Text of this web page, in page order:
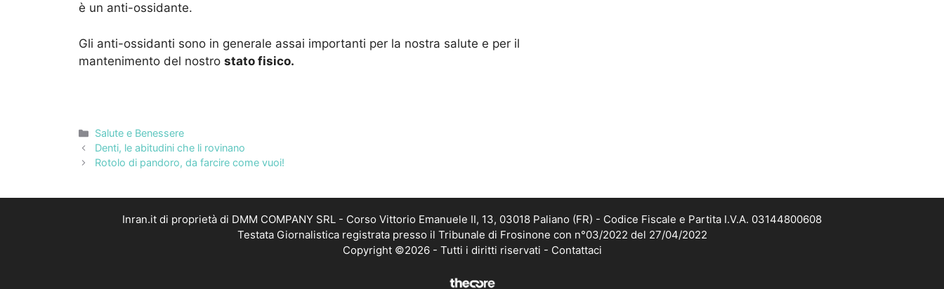
è un anti-ossidante.
Gli anti-ossidanti sono in generale assai importanti per la nostra salute e per il
mantenimento del nostro stato fisico.
Categorie
Salute e Benessere
Denti, le abitudini che li rovinano
Rotolo di pandoro, da farcire come vuoi!
Inran.it di proprietà di DMM COMPANY SRL - Corso Vittorio Emanuele II, 13, 03018 Paliano (FR) - Codice Fiscale e Partita I.V.A. 03144800608
Testata Giornalistica registrata presso il Tribunale di Frosinone con n°03/2022 del 27/04/2022
Copyright ©2026 - Tutti i diritti riservati - Contattaci